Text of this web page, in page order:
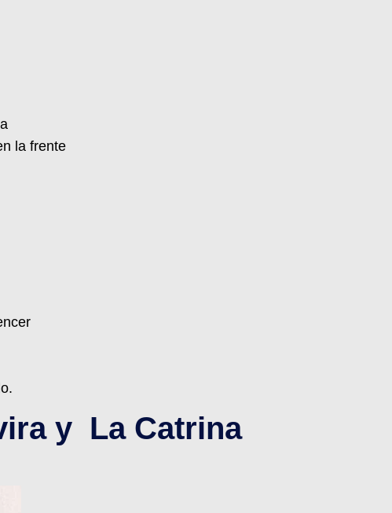
la frente
y La Catrina